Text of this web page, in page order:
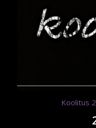
Koolitus